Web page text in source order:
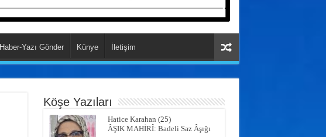
Haber-Yazı Gönder Künye İletişim
Köşe Yazıları
Hatice Karahan (25)
ÂŞIK MAHİRÎ: Badeli Saz Âşığı